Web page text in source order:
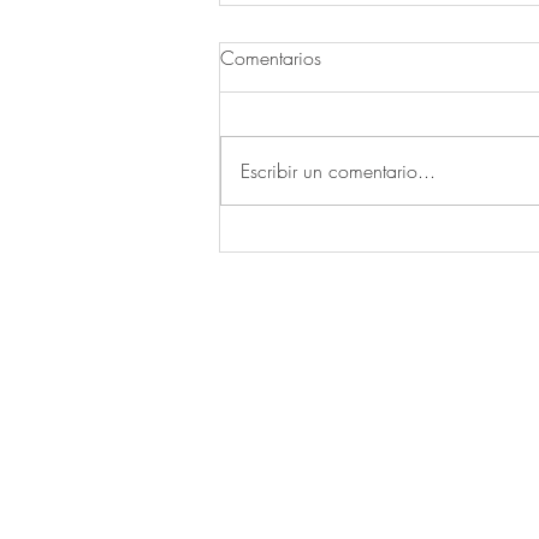
Comentarios
Escribir un comentario...